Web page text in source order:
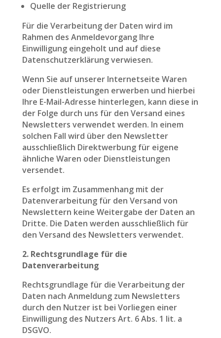
Quelle der Registrierung
Für die Verarbeitung der Daten wird im
Rahmen des Anmeldevorgang Ihre
Einwilligung eingeholt und auf diese
Datenschutzerklärung verwiesen.
Wenn Sie auf unserer Internetseite Waren
oder Dienstleistungen erwerben und hierbei
Ihre E-Mail-Adresse hinterlegen, kann diese in
der Folge durch uns für den Versand eines
Newsletters verwendet werden. In einem
solchen Fall wird über den Newsletter
ausschließlich Direktwerbung für eigene
ähnliche Waren oder Dienstleistungen
versendet.
Es erfolgt im Zusammenhang mit der
Datenverarbeitung für den Versand von
Newslettern keine Weitergabe der Daten an
Dritte. Die Daten werden ausschließlich für
den Versand des Newsletters verwendet.
2. Rechtsgrundlage für die
Datenverarbeitung
Rechtsgrundlage für die Verarbeitung der
Daten nach Anmeldung zum Newsletters
durch den Nutzer ist bei Vorliegen einer
Einwilligung des Nutzers Art. 6 Abs. 1 lit. a
DSGVO.